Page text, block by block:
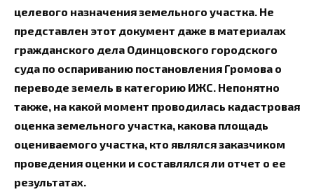
целевого назначения земельного участка. Не
представлен этот документ даже в материалах
гражданского дела Одинцовского городского
суда по оспариванию постановления Громова о
переводе земель в категорию ИЖС. Непонятно
также, на какой момент проводилась кадастровая
оценка земельного участка, какова площадь
оцениваемого участка, кто являлся заказчиком
проведения оценки и составлялся ли отчет о ее
результатах.